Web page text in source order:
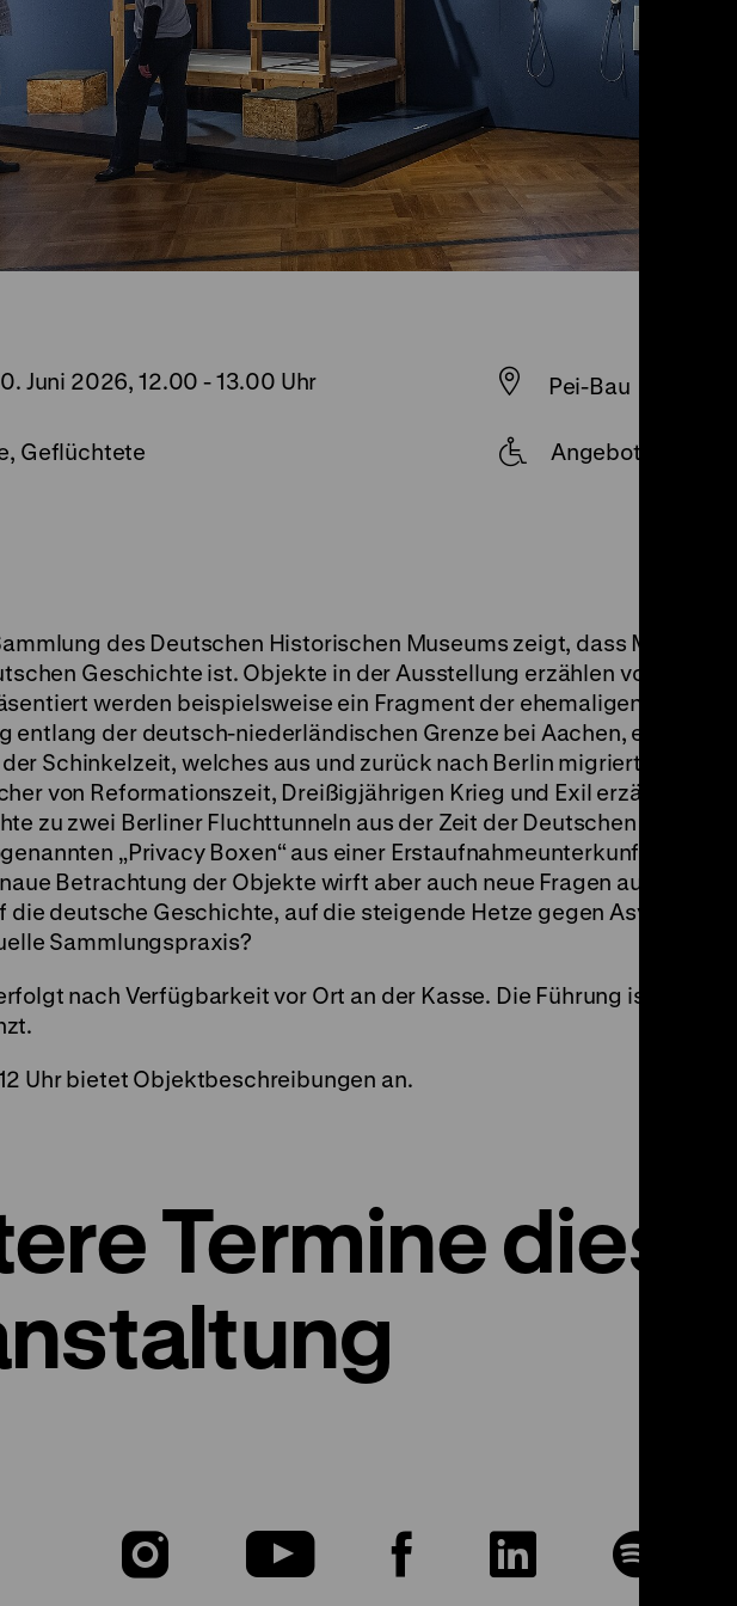
Juni 2026, 12.00 -13.00 Uhr Pei-Bau
Geflüchtete Angebot mit
des Deutschen Historischen Museums zeigt, dass
Geschichte ist. Objekte in der Ausstellung erzählen von Flucht,
werden beispielsweise ein Fragment der ehemaligen
entlang der deutsch-niederländischen Grenze bei Aachen, ein
Schinkelzeit, welches aus und zurück nach Berlin migrierte, ein
von Reformationszeit, Dreißigjährigen Krieg und Exil erzählt,
zu zwei Berliner Fluchttunneln aus der Zeit der Deutschen Teilung
„Privacy Boxen“ aus einer Erstaufnahmeunterkunft für
Betrachtung der Objekte wirft aber auch neue Fragen auf: Wie
die deutsche Geschichte, auf die steigende Hetze gegen
Sammlungspraxis?
nach Verfügbarkeit vor Ort an der Kasse. Die Führung ist auf
Uhr bietet Objektbeschreibungen an.
Termine
Zu
Zu
Zu